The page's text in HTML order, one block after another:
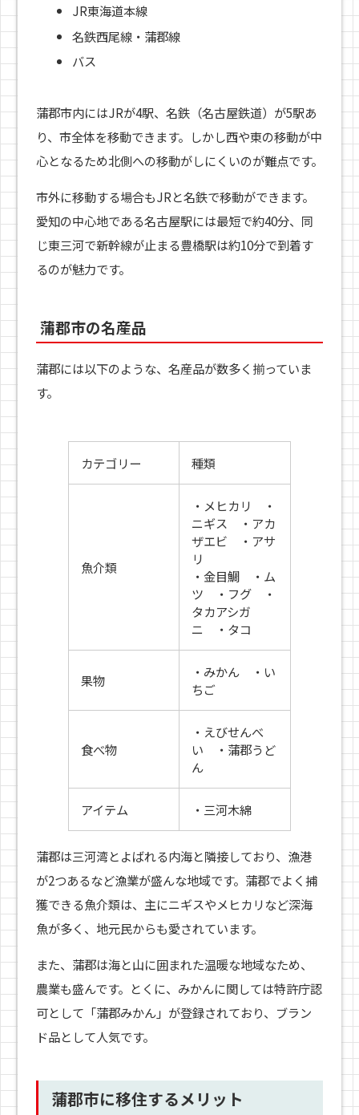
JR東海道本線
名鉄西尾線・蒲郡線
バス
蒲郡市内にはJRが4駅、名鉄（名古屋鉄道）が5駅あ
り、市全体を移動できます。しかし西や東の移動が中
心となるため北側への移動がしにくいのが難点です。
市外に移動する場合もJRと名鉄で移動ができます。
愛知の中心地である名古屋駅には最短で約40分、同
じ東三河で新幹線が止まる豊橋駅は約10分で到着す
るのが魅力です。
蒲郡市の名産品
蒲郡には以下のような、名産品が数多く揃っていま
す。
カテゴリー 種類
魚介類
・メヒカリ ・
ニギス ・アカ
ザエビ ・アサ
リ
・金目鯛 ・ム
ツ ・フグ ・
タカアシガ
ニ ・タコ
果物
・みかん ・い
ちご
食べ物
・えびせんべ
い ・蒲郡うど
ん
アイテム ・三河木綿
蒲郡は三河湾とよばれる内海と隣接しており、漁港
が2つあるなど漁業が盛んな地域です。蒲郡でよく捕
獲できる魚介類は、主にニギスやメヒカリなど深海
魚が多く、地元民からも愛されています。
また、蒲郡は海と山に囲まれた温暖な地域なため、
農業も盛んです。とくに、みかんに関しては特許庁認
可として「蒲郡みかん」が登録されており、ブラン
ド品として人気です。
蒲郡市に移住するメリット